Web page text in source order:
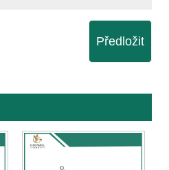
Předložit